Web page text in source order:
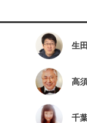
生
高
千